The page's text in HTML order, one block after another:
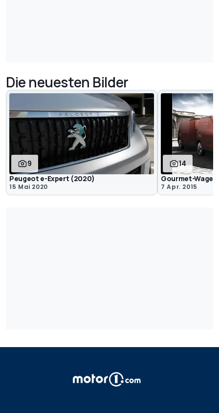
Die neuesten Bilder
9
Peugeot e-Expert (2020)
15 Mai 2020
14
Gourmet-Wagen
7 Apr. 2015